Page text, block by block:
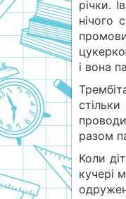
річки.
нічого
і вона
разом
Коли
кучері